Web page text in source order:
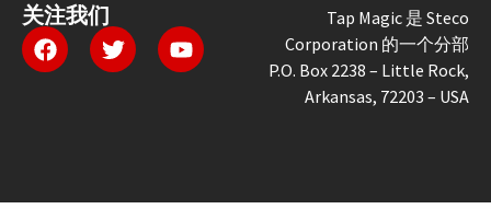
关注我们
Tap Magic 是 Steco
Corporation 的一个分部
P.O. Box 2238 – Little Rock,
Arkansas, 72203 – USA